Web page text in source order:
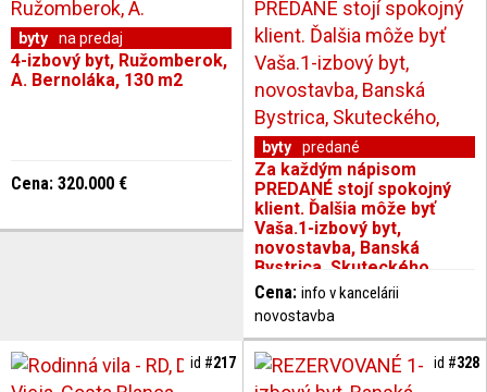
byty na predaj
4-izbový byt, Ružomberok,
A. Bernoláka, 130 m2
Cena: 320.000 €
byty predané
Za každým nápisom
PREDANÉ stojí spokojný
klient. Ďalšia môže byť
Vaša.1-izbový byt,
novostavba, Banská
Bystrica, Skuteckého,
39 m2
Cena: info v kancelárii
novostavba
id #217 id #328